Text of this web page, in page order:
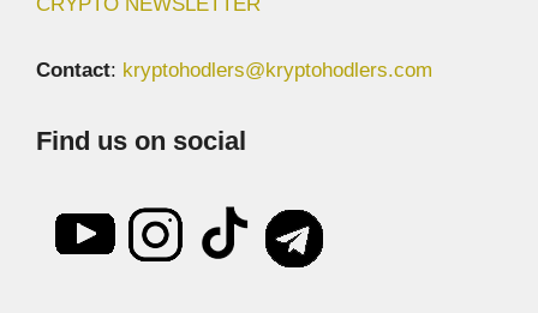
Contact: kryptohodlers@kryptohodlers.com
Find us on social